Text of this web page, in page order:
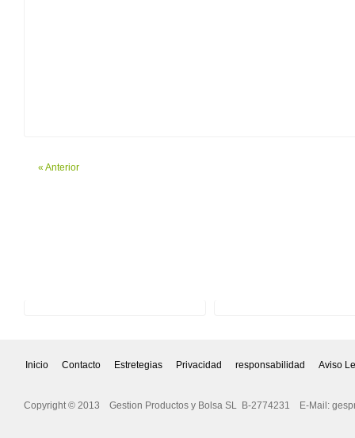
« Anterior
Inicio Contacto Estretegias Privacidad responsabilidad Aviso
Copyright © 2013 Gestion Productos y Bolsa SL B-2774231 E-Mail: